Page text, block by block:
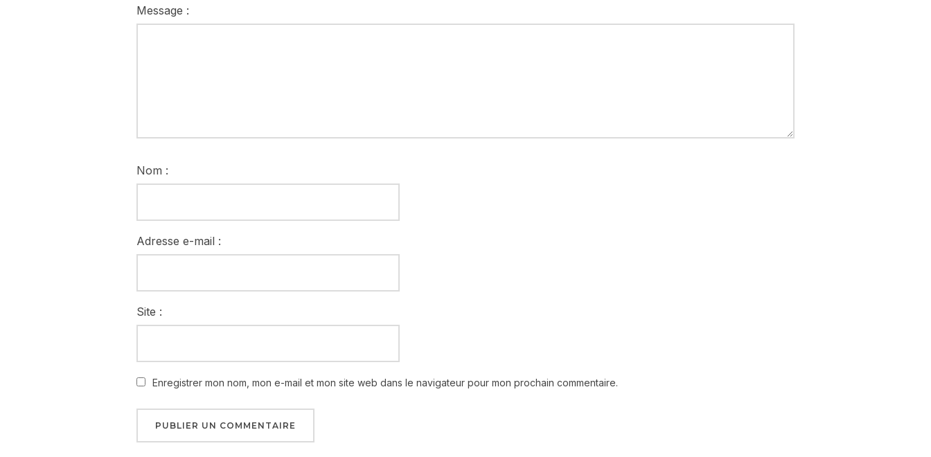
Message :
Nom :
Adresse e-mail :
Site :
Enregistrer mon nom, mon e-mail et mon site web dans le navigateur pour mon prochain commentaire.